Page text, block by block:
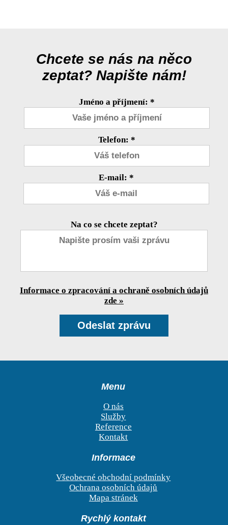
Chcete se nás na něco
zeptat? Napište nám!
Jméno a příjmení: *
Telefon: *
E-mail: *
Na co se chcete zeptat?
Informace o zpracování a ochraně osobních údajů
zde »
Menu
O nás
Služby
Reference
Kontakt
Informace
Všeobecné obchodní podmínky
Ochrana osobních údajů
Mapa stránek
Rychlý kontakt